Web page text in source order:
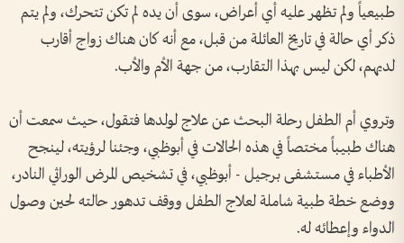
طبيعياً ولم تظهر عليه أي أعراض، سوى أن يده لم تكن تتحرك، ولم يتم
ذكر أي حالة في تاريخ العائلة من قبل، مع أنه كان هناك زواج أقارب
لديهم، لكن ليس بهذا التقارب، من جهة الأم والأب.
وتروي أم الطفل رحلة البحث عن علاج لولدها فتقول، حيث سمعت أن
هناك طبيباً مختصاً في هذه الحالات في أبوظبي، وجئنا لرؤيته، لينجح
الأطباء في مستشفى برجيل - أبوظبي، في تشخيص المرض الوراثي النادر،
ووضع خطة طبية شاملة لعلاج الطفل ووقف تدهور حالته لحين وصول
الدواء وإعطائه له.